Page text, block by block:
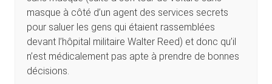
masque à côté d’un agent des services secrets
pour saluer les gens qui étaient rassemblées
devant l’hôpital militaire Walter Reed) et donc qu’il
n’est médicalement pas apte à prendre de bonnes
décisions.